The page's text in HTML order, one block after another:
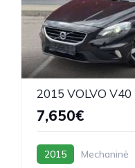
2015 VOLVO V40
7,650€
2015 Mechaninė